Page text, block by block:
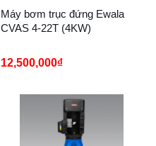
Máy bơm trục đứng Ewala
CVAS 4-22T (4KW)
12,500,000₫